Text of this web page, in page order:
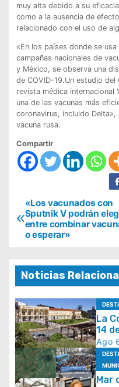
muy alta debido a su
como a la ausencia de
relacionado con el uso de
«En los países donde se
campañas nacionales de
y México, se observa una
de COVID-19.Un estudio
revista médica internacional
una de las vacunas más
coronavirus, incluido
vacuna rusa.
Compartir
N
a
g
a
c
i
ó
n
d
«Los vacunados con
Sputnik V podrán
entre combinar
o esperar»
Noticias
La
14
Ago
Mar